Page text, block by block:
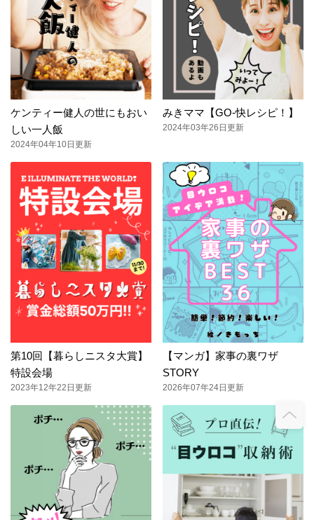
ケンティー健人の世にもおい
しい一人飯
2024年04年10日更新
みきママ【GO-快レシピ！】
2024年03年26日更新
第10回【暮らしニスタ大賞】
特設会場
2023年12年22日更新
【マンガ】家事の裏ワザ
STORY
2026年07年24日更新